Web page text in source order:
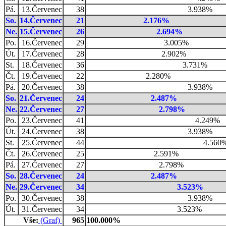
Pá.
13.Červenec 38
3.938%
So. 14.Červenec 21
2.176%
Ne. 15.Červenec 26
2.694%
Po.
16.Červenec 29
3.005%
Út.
17.Červenec 28
2.902%
St.
18.Červenec 36
3.731%
Čt.
19.Červenec 22
2.280%
Pá.
20.Červenec 38
3.938%
So. 21.Červenec 24
2.487%
Ne. 22.Červenec 27
2.798%
Po.
23.Červenec 41
4.249%
Út.
24.Červenec 38
3.938%
St.
25.Červenec 44
Čt.
26.Červenec 25
2.591%
Pá.
27.Červenec 27
2.798%
So. 28.Červenec 24
2.487%
Ne. 29.Červenec 34
3.523%
Po.
30.Červenec 38
3.938%
Út.
31.Červenec 34
3.523%
Vše: (Graf) 965 100.000%